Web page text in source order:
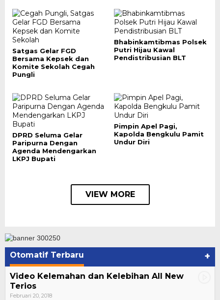
Satgas Gelar FGD
Bersama Kepsek dan
Komite Sekolah Cegah
Pungli
Bhabinkamtibmas Polsek
Putri Hijau Kawal
Pendistribusian BLT
DPRD Seluma Gelar
Paripurna Dengan
Agenda Mendengarkan
LKPJ Bupati
Pimpin Apel Pagi,
Kapolda Bengkulu Pamit
Undur Diri
VIEW MORE
Otomatif Terbaru +
Video Kelemahan dan Kelebihan All New
Terios
Februari 20, 2018